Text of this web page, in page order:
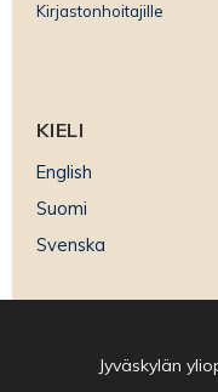
Kirjastonhoitajille
KIELI
English
Suomi
Svenska
Jyväskylän